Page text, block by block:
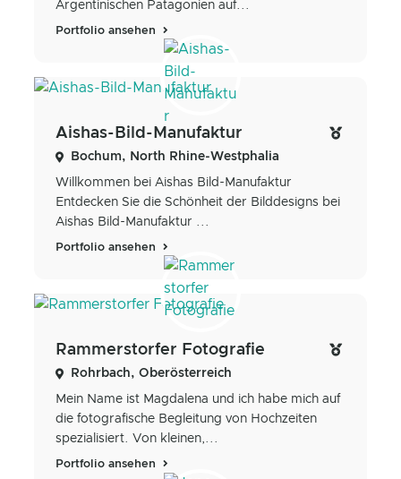
Argentinischen Patagonien auf...
Portfolio ansehen
Aishas-Bild-Manufaktur
Bochum, North Rhine-Westphalia
Willkommen bei Aishas Bild-Manufaktur
Entdecken Sie die Schönheit der Bilddesigns bei
Aishas Bild-Manufaktur ...
Portfolio ansehen
Rammerstorfer Fotografie
Rohrbach, Oberösterreich
Mein Name ist Magdalena und ich habe mich auf
die fotografische Begleitung von Hochzeiten
spezialisiert. Von kleinen,...
Portfolio ansehen